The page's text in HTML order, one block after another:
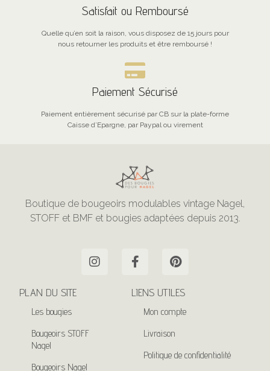
Satisfait ou Remboursé
Quelle qu’en soit la raison, vous disposez de 15 jours pour
nous retourner les produits et être remboursé !
Paiement Sécurisé
Paiement entièrement sécurisé par CB sur la plate-forme
Caisse d’Epargne, par Paypal ou virement
Boutique de bougeoirs modulables vintage Nagel,
STOFF et BMF et bougies adaptées depuis 2013.
PLAN DU SITE
Les bougies
Bougeoirs STOFF
Nagel
Bougeoirs Nagel
LIENS UTILES
Mon compte
Livraison
Politique de confidentialité